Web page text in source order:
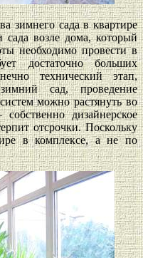
зимнего сада в квартире
сада возле дома, который
необходимо провести в
достаточно больших
технический этап,
сад, проведение
можно растянуть во
дизайнерское
отсрочки. Поскольку
в комплексе, а не по